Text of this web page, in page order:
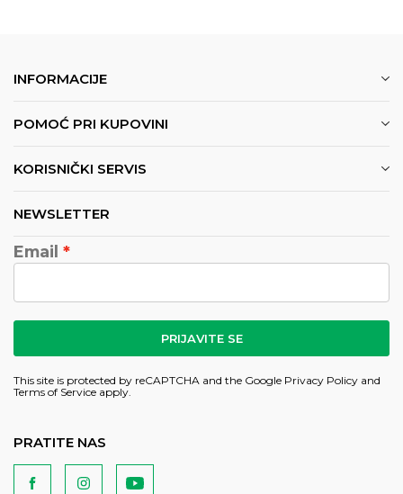
INFORMACIJE
POMOĆ PRI KUPOVINI
KORISNIČKI SERVIS
NEWSLETTER
Email
PRIJAVITE SE
This site is protected by reCAPTCHA and the Google Privacy Policy and
Terms of Service apply.
PRATITE NAS